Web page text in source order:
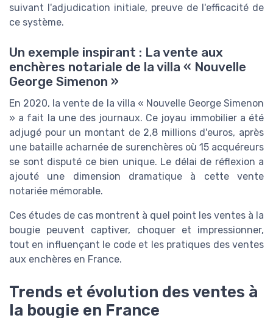
suivant l'adjudication initiale, preuve de l'efficacité de
ce système.
Un exemple inspirant : La vente aux
enchères notariale de la villa « Nouvelle
George Simenon »
En 2020, la vente de la villa « Nouvelle George Simenon
» a fait la une des journaux. Ce joyau immobilier a été
adjugé pour un montant de 2,8 millions d'euros, après
une bataille acharnée de surenchères où 15 acquéreurs
se sont disputé ce bien unique. Le délai de réflexion a
ajouté une dimension dramatique à cette vente
notariée mémorable.
Ces études de cas montrent à quel point les ventes à la
bougie peuvent captiver, choquer et impressionner,
tout en influençant le code et les pratiques des ventes
aux enchères en France.
Trends et évolution des ventes à
la bougie en France